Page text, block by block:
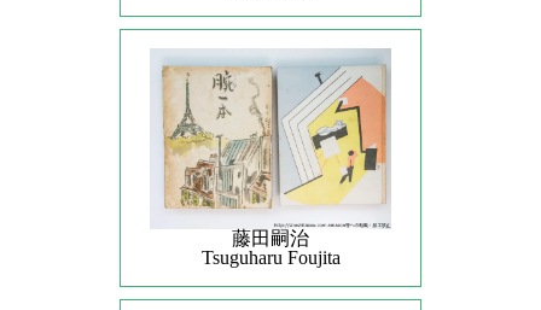
藤田嗣治
Tsuguharu Foujita